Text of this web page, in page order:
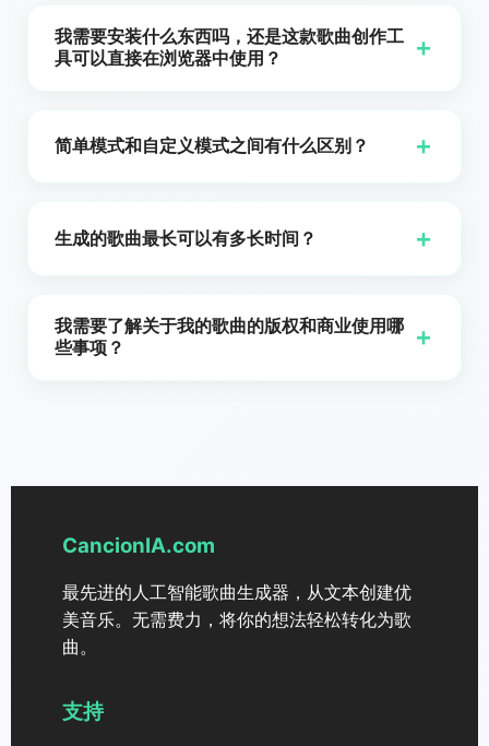
整个流程都维持在 CancionIA.com 的生态系统内。
中，并在网站的“我的歌曲”部分查看。在那里你可以听以
前的版本、比较结果，并决定要下载哪些用于视频、社
我需要安装什么东西吗，还是这款歌曲创作工
具可以直接在浏览器中使用？
+
为一个直接在浏览器中运行的网络应用程序，正如服务
的技术说明所述。这意味着你可以从有网络连接的不同
简单模式和自定义模式之间有什么区别？ +
构、旋律和编配。它非常适合快速创建无需复杂操作的
贴你自己的歌词、定义歌曲标题并更好地调整创作方
向。两种模式使用相同的AI技术，但自定义模式适用于
生成的歌曲最长可以有多长时间？ +
音乐模型。使用当前的模型，你可以创作更长的歌曲，
大约可达 8 分钟，同时保持结构和音乐连贯性。这使你
我需要了解关于我的歌曲的版权和商业使用哪
些事项？
+
CancionIA.com
最先进的人工智能歌曲生成器，从文本创建优
美音乐。无需费力，将你的想法轻松转化为歌
曲。
支持